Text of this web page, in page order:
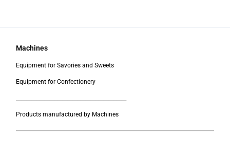
Machines
Equipment for Savories and Sweets
Equipment for Confectionery
Products manufactured by Machines